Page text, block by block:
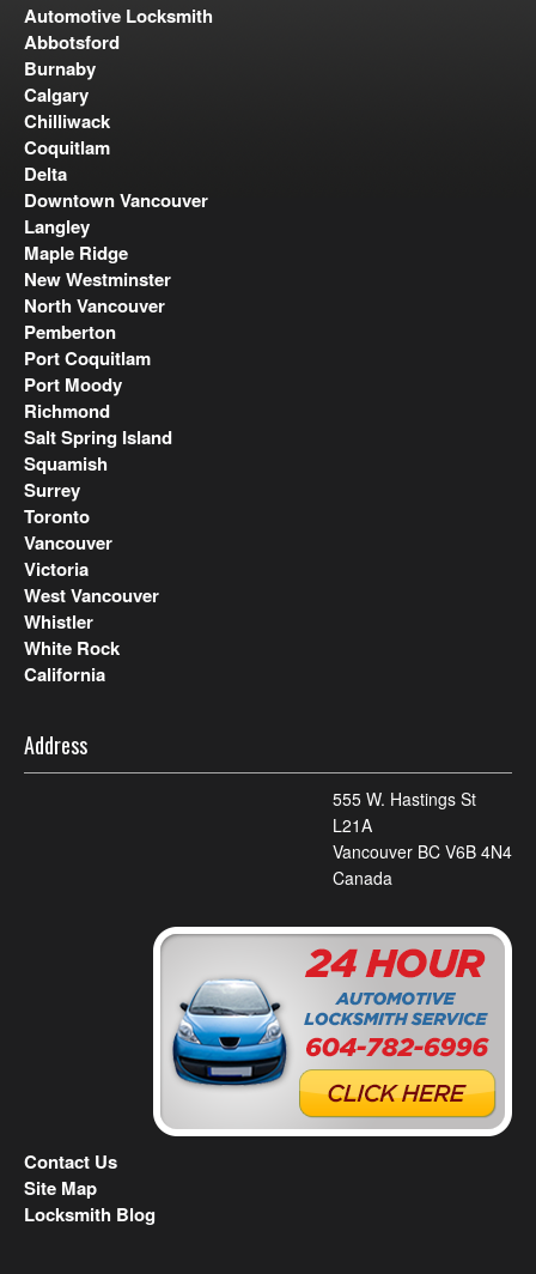
Automotive Locksmith
Abbotsford
Burnaby
Calgary
Chilliwack
Coquitlam
Delta
Downtown Vancouver
Langley
Maple Ridge
New Westminster
North Vancouver
Pemberton
Port Coquitlam
Port Moody
Richmond
Salt Spring Island
Squamish
Surrey
Toronto
Vancouver
Victoria
West Vancouver
Whistler
White Rock
California
Address
555 W. Hastings St
L21A
Vancouver BC V6B 4N4
Canada
Contact Us
Site Map
Locksmith Blog